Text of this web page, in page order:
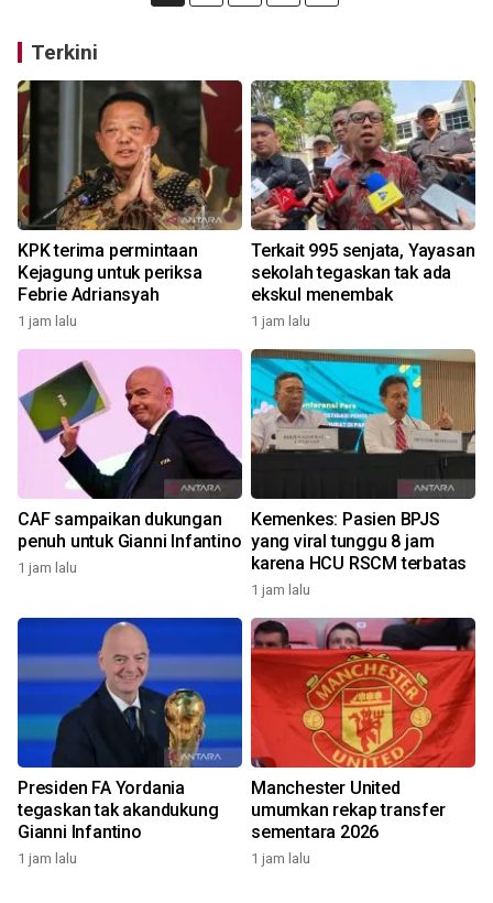
Terkini
KPK terima permintaan
Kejagung untuk periksa
Febrie Adriansyah
1 jam lalu
Terkait 995 senjata, Yayasan
sekolah tegaskan tak ada
ekskul menembak
1 jam lalu
CAF sampaikan dukungan
penuh untuk Gianni Infantino
1 jam lalu
Kemenkes: Pasien BPJS
yang viral tunggu 8 jam
karena HCU RSCM terbatas
1 jam lalu
Presiden FA Yordania
tegaskan tak akandukung
Gianni Infantino
1 jam lalu
Manchester United
umumkan rekap transfer
sementara 2026
1 jam lalu